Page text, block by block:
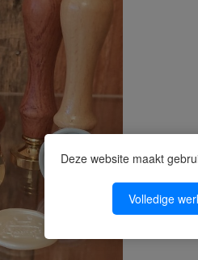
Deze website maakt
Volledige